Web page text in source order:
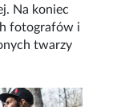
Na koniec
fotografów i
twarzy